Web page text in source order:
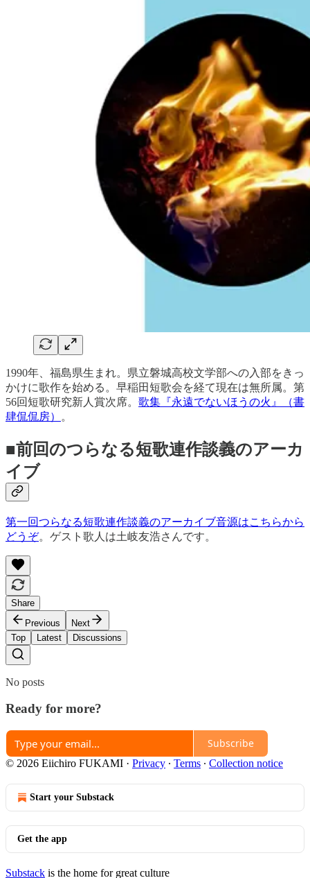
1990年、福島県生まれ。県立磐城高校文学部への入部をきっ
かけに歌作を始める。早稲田短歌会を経て現在は無所属。第
56回短歌研究新人賞次席。 歌集『永遠でないほうの火』（書
肆侃侃房）
。
■前回のつらなる短歌連作談義のアーカ
イブ
第一回つらなる短歌連作談義のアーカイブ音源はこちらから
どうぞ。ゲスト歌人は土岐友浩さんです。
Share
Previous
Next
Top
Latest Discussions
No posts
Ready for more?
Subscribe
© 2026 Eiichiro FUKAMI · Privacy ∙ Terms ∙ Collection notice
Start your Substack
Get the app
Substack is the home for great culture